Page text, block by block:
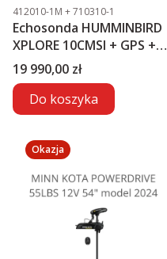
Kod produktu
412010-1M + 710310-1
Echosonda HUMMINBIRD
XPLORE 10CMSI + GPS +
MEGA LIVE2
Cena
19 990,00 zł
Do koszyka
Okazja